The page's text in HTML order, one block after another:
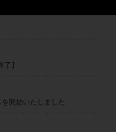
】
開始いたしました